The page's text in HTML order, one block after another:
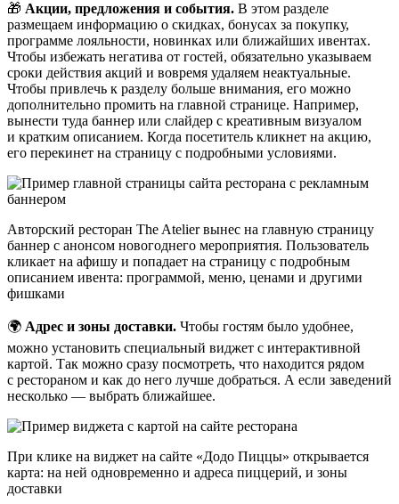
🎁 Акции, предложения и события. В этом разделе
размещаем информацию о скидках, бонусах за покупку,
программе лояльности, новинках или ближайших ивентах.
Чтобы избежать негатива от гостей, обязательно указываем
сроки действия акций и вовремя удаляем неактуальные.
Чтобы привлечь к разделу больше внимания, его можно
дополнительно промить на главной странице. Например,
вынести туда баннер или слайдер с креативным визуалом
и кратким описанием. Когда посетитель кликнет на акцию,
его перекинет на страницу с подробными условиями.
Авторский ресторан The Atelier вынес на главную страницу
баннер с анонсом новогоднего мероприятия. Пользователь
кликает на афишу и попадает на страницу с подробным
описанием ивента: программой, меню, ценами и другими
фишками
🌍 Адрес и зоны доставки. Чтобы гостям было удобнее,
можно установить специальный виджет с интерактивной
картой. Так можно сразу посмотреть, что находится рядом
с рестораном и как до него лучше добраться. А если заведений
несколько — выбрать ближайшее.
При клике на виджет на сайте «Додо Пиццы» открывается
карта: на ней одновременно и адреса пиццерий, и зоны
доставки